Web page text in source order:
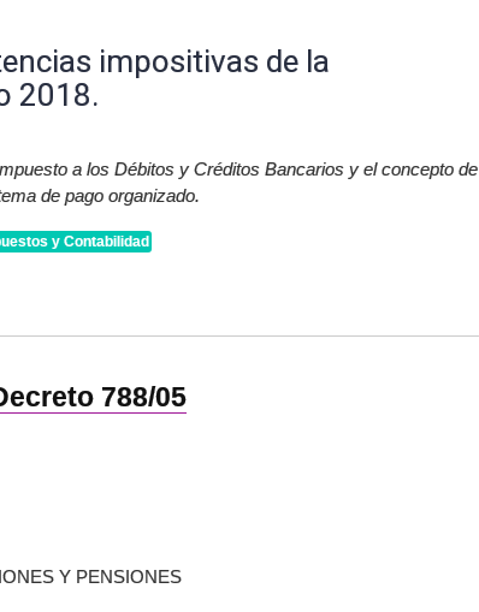
impositivas de la
2018.
a los Débitos y Créditos Bancarios y el concepto de
de pago organizado.
y Contabilidad
788/05
Y PENSIONES